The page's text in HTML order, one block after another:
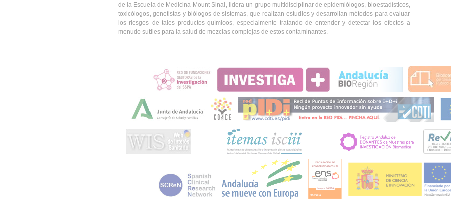
de la Escuela de Medicina Mount Sinai, lidera un grupo multidisciplinar de epidemiólogos, bioestadísticos,
toxicólogos, genetistas y biólogos de sistemas, que realizan estudios y desarrollan métodos para evaluar
los riesgos de tales productos químicos, especialmente tratando de entender y detectar los efectos a
menudo sutiles para la salud de mezclas complejas de estos contaminantes.